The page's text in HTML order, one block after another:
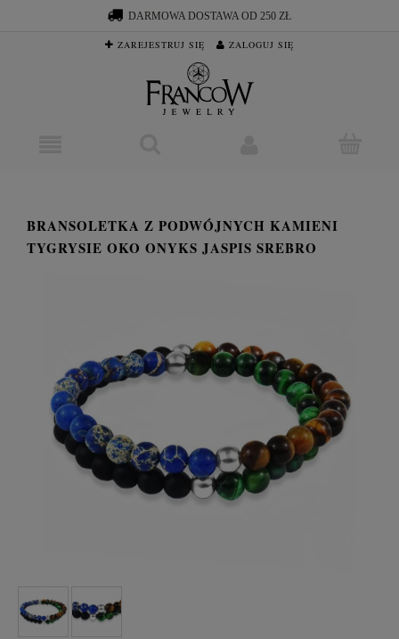
DARMOWA DOSTAWA OD 250 ZŁ
ZAREJESTRUJ SIĘ ZALOGUJ SIĘ
BRANSOLETKA Z PODWÓJNYCH KAMIENI
TYGRYSIE OKO ONYKS JASPIS SREBRO